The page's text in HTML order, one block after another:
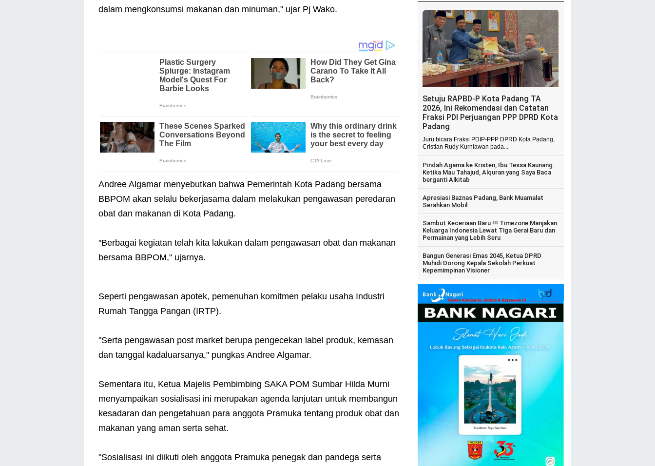
dalam mengkonsumsi makanan dan minuman," ujar Pj Wako.
Andree Algamar menyebutkan bahwa Pemerintah Kota Padang bersama
BBPOM akan selalu bekerjasama dalam melakukan pengawasan peredaran
obat dan makanan di Kota Padang.
"Berbagai kegiatan telah kita lakukan dalam pengawasan obat dan makanan
bersama BBPOM," ujarnya.
Seperti pengawasan apotek, pemenuhan komitmen pelaku usaha Industri
Rumah Tangga Pangan (IRTP).
"Serta pengawasan post market berupa pengecekan label produk, kemasan
dan tanggal kadaluarsanya," pungkas Andree Algamar.
Sementara itu, Ketua Majelis Pembimbing SAKA POM Sumbar Hilda Murni
menyampaikan sosialisasi ini merupakan agenda lanjutan untuk membangun
kesadaran dan pengetahuan para anggota Pramuka tentang produk obat dan
makanan yang aman serta sehat.
"Sosialisasi ini diikuti oleh anggota Pramuka penegak dan pandega serta
Setuju RAPBD-P Kota Padang TA
2026, Ini Rekomendasi dan Catatan
Fraksi PDI Perjuangan PPP DPRD Kota
Padang
Juru bicara Fraksi PDIP-PPP DPRD Kota Padang,
Cristian Rudy Kurniawan pada...
Pindah Agama ke Kristen, Ibu Tessa Kaunang:
Ketika Mau Tahajud, Alquran yang Saya Baca
berganti Alkitab
Apresiasi Baznas Padang, Bank Muamalat
Serahkan Mobil
Sambut Keceriaan Baru !!! Timezone Manjakan
Keluarga Indonesia Lewat Tiga Gerai Baru dan
Permainan yang Lebih Seru
Bangun Generasi Emas 2045, Ketua DPRD
Muhidi Dorong Kepala Sekolah Perkuat
Kepemimpinan Visioner